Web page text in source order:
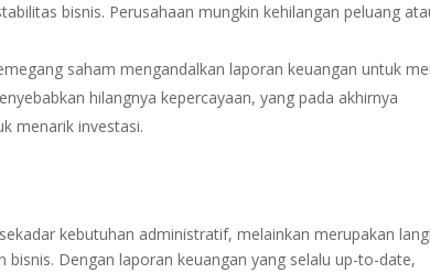
bisnis. Perusahaan mungkin kehilangan peluang
saham mengandalkan laporan keuangan untuk
hilangnya kepercayaan, yang pada akhirnya
menarik investasi.
kebutuhan administratif, melainkan merupakan
Dengan laporan keuangan yang selalu up-to-date,